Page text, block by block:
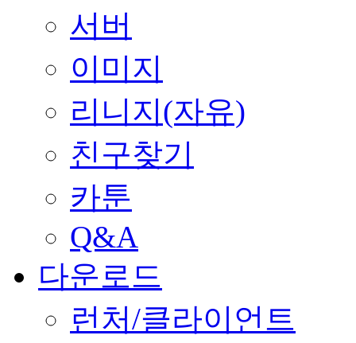
서버
이미지
리니지(자유)
친구찾기
카툰
Q&A
다운로드
런처/클라이언트